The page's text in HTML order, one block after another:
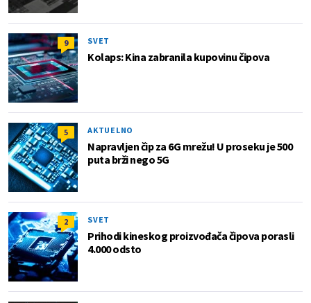
9 SVET
Kolaps: Kina zabranila kupovinu čipova
5 AKTUELNO
Napravljen čip za 6G mrežu! U proseku je 500
puta brži nego 5G
2 SVET
Prihodi kineskog proizvođača čipova porasli
4.000 odsto